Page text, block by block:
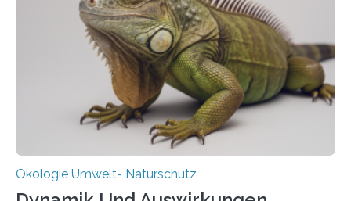
Heimat. Braunschweig/Eberswalde (23. Oktober 2025).
Ein Netz aus 155 Messstationen spannt sich neuerdings
über Deutschlands Moorböden. Eingerichtet wurden sie
in den vergangenen fünf Jahren von
Wissenschaftlerinnen und Wissenschaftlern des
Thünen-Instituts für Agrarklimaschutz…
Ökologie Umwelt- Naturschutz